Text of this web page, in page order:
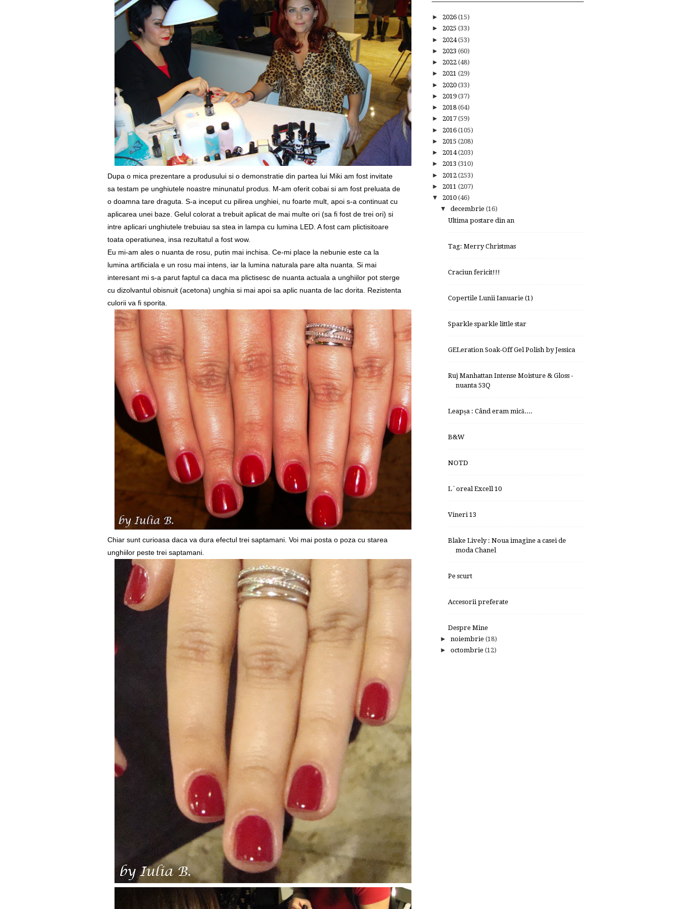
Dupa o mica prezentare a produsului si o demonstratie din partea lui Miki am fost invitate
sa testam pe unghiutele noastre minunatul produs. M-am oferit cobai si am fost preluata de
o doamna tare draguta. S-a inceput cu pilirea unghiei, nu foarte mult, apoi s-a continuat cu
aplicarea unei baze. Gelul colorat a trebuit aplicat de mai multe ori (sa fi fost de trei ori) si
intre aplicari unghiutele trebuiau sa stea in lampa cu lumina LED. A fost cam plictisitoare
toata operatiunea, insa rezultatul a fost wow.
Eu mi-am ales o nuanta de rosu, putin mai inchisa. Ce-mi place la nebunie este ca la
lumina artificiala e un rosu mai intens, iar la lumina naturala pare alta nuanta. Si mai
interesant mi s-a parut faptul ca daca ma plictisesc de nuanta actuala a unghiilor pot sterge
cu dizolvantul obisnuit (acetona) unghia si mai apoi sa aplic nuanta de lac dorita. Rezistenta
culorii va fi sporita.
Chiar sunt curioasa daca va dura efectul trei saptamani. Voi mai posta o poza cu starea
unghiilor peste trei saptamani.
► 2026 (15)
► 2025 (33)
► 2024(53)
► 2023 (60)
► 2022 (48)
► 2021 (29)
► 2020 (33)
► 2019 (37)
► 2018 (64)
► 2017 (59)
► 2016 (105)
► 2015 (208)
► 2014(203)
► 2013 (310)
► 2012 (253)
► 2011 (207)
▼ 2010 (46)
▼ decembrie (16)
Ultima postare din an
Tag: Merry Christmas
Craciun fericit!!!
Copertile Lunii Ianuarie (1)
Sparkle sparkle little star
GELeration Soak-Off Gel Polish by Jessica
Ruj Manhattan Intense Moisture & Gloss -
nuanta 53Q
Leapșa : Când eram mică....
B&W
NOTD
L`oreal Excell 10
Vineri 13
Blake Lively : Noua imagine a casei de
moda Chanel
Pe scurt
Accesorii preferate
Despre Mine
► noiembrie (18)
► octombrie (12)